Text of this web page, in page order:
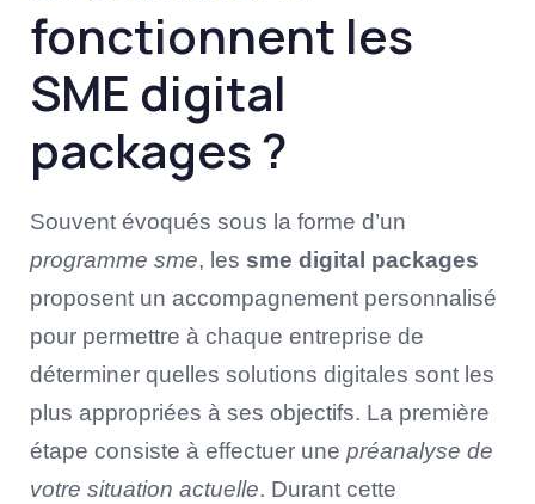
fonctionnent les
SME digital
packages ?
Souvent évoqués sous la forme d’un
programme sme, les sme digital packages
proposent un accompagnement personnalisé
pour permettre à chaque entreprise de
déterminer quelles solutions digitales sont les
plus appropriées à ses objectifs. La première
étape consiste à effectuer une préanalyse de
votre situation actuelle. Durant cette